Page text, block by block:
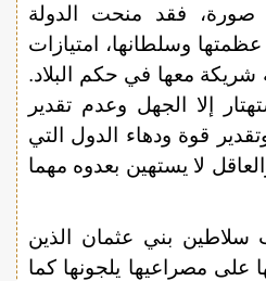
فقد منحت الدولة
وسلطانها، امتيازات
شريكة معها في حكم البلاد.
إلا الجهل وعدم تقدير
قوة ودهاء الدول التي
لا يستهين بعدوه مهما
سلاطين بني عثمان الذين
على مصراعيها يلجونها كما